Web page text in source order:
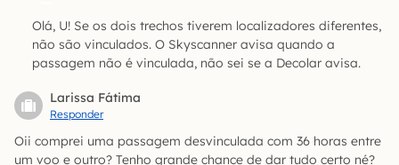
Olá, U! Se os dois trechos tiverem localizadores diferentes,
não são vinculados. O Skyscanner avisa quando a
passagem não é vinculada, não sei se a Decolar avisa.
Larissa Fátima
Responder
Oii comprei uma passagem desvinculada com 36 horas entre
um voo e outro? Tenho grande chance de dar tudo certo né?